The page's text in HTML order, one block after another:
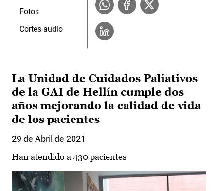
Fotos
Cortes audio
La Unidad de Cuidados Paliativos
de la GAI de Hellín cumple dos
años mejorando la calidad de vida
de los pacientes
29 de Abril de 2021
Han atendido a 430 pacientes